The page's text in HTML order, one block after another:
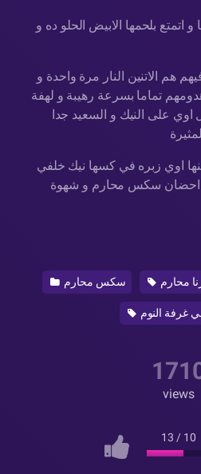
اتمتع بلحمها الابيض الحلو ده و
هم الاتنين النار مرة واحدة و
تماما بسرعة رهيبة و لهفة
على النيك و السعيد جدا
اوي زبره في كسها نيك خلفي
احضان سكس محارم و شهوة
سكس محارم محارم
غرفة النوم
views
13 / 10